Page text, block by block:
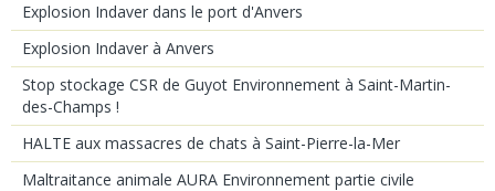
Explosion Indaver dans le port d'Anvers
Explosion Indaver à Anvers
Stop stockage CSR de Guyot Environnement à Saint-Martin-
des-Champs !
HALTE aux massacres de chats à Saint-Pierre-la-Mer
Maltraitance animale AURA Environnement partie civile